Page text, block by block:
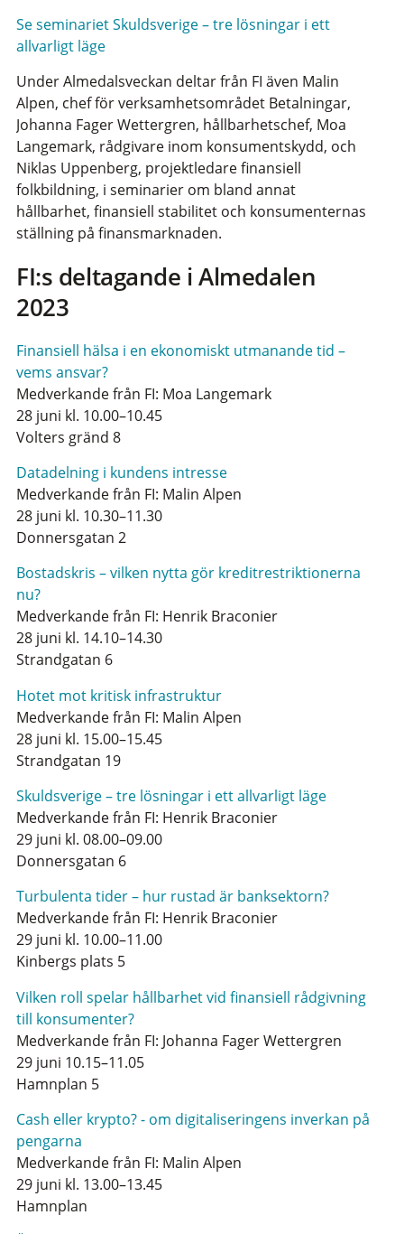
Se seminariet Skuldsverige – tre lösningar i ett
allvarligt läge
Under Almedalsveckan deltar från FI även Malin
Alpen, chef för verksamhetsområdet Betalningar,
Johanna Fager Wettergren, hållbarhetschef, Moa
Langemark, rådgivare inom konsumentskydd, och
Niklas Uppenberg, projektledare finansiell
folkbildning, i seminarier om bland annat
hållbarhet, finansiell stabilitet och konsumenternas
ställning på finansmarknaden.
FI:s deltagande i Almedalen
2023
Finansiell hälsa i en ekonomiskt utmanande tid –
vems ansvar?
Medverkande från FI: Moa Langemark
28 juni kl. 10.00–10.45
Volters gränd 8
Datadelning i kundens intresse
Medverkande från FI: Malin Alpen
28 juni kl. 10.30–11.30
Donnersgatan 2
Bostadskris – vilken nytta gör kreditrestriktionerna
nu?
Medverkande från FI: Henrik Braconier
28 juni kl. 14.10–14.30
Strandgatan 6
Hotet mot kritisk infrastruktur
Medverkande från FI: Malin Alpen
28 juni kl. 15.00–15.45
Strandgatan 19
Skuldsverige – tre lösningar i ett allvarligt läge
Medverkande från FI: Henrik Braconier
29 juni kl. 08.00–09.00
Donnersgatan 6
Turbulenta tider – hur rustad är banksektorn?
Medverkande från FI: Henrik Braconier
29 juni kl. 10.00–11.00
Kinbergs plats 5
Vilken roll spelar hållbarhet vid finansiell rådgivning
till konsumenter?
Medverkande från FI: Johanna Fager Wettergren
29 juni 10.15–11.05
Hamnplan 5
Cash eller krypto? - om digitaliseringens inverkan på
pengarna
Medverkande från FI: Malin Alpen
29 juni kl. 13.00–13.45
Hamnplan